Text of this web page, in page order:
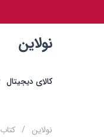
نولاین
کالای دیجیتال
نولاین / کتاب